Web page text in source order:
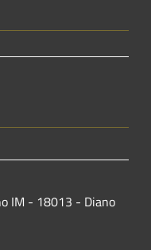
IM - 18013 - Diano